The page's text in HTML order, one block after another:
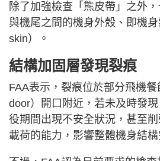
除了加強檢查「熊皮帶」之外
與機尾之間的機身外殼、即機
skin）。
結構加固層發現裂痕
FAA表示，裂痕位於部分飛機
door）開口附近，若未及時發
役期間出現不安全狀況，甚至
載荷的能力，影響整體機身結構